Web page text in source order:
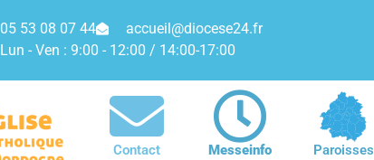
05 53 08 07 44
accueil@diocese24.fr
Lun - Ven : 9:00 - 12:00 / 14:00-17:00
Contact Messeinfo Paroisses